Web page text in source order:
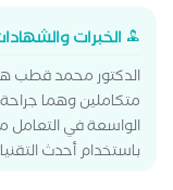
الخبرات
الدكتور محمد قطب
متكاملين وهما جراحة
الواسعة في التعامل
باستخدام أحدث